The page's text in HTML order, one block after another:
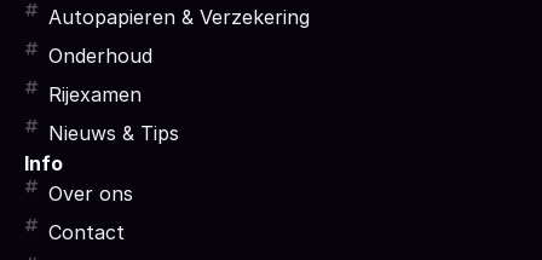
Autopapieren & Verzekering
Onderhoud
Rijexamen
Nieuws & Tips
Info
Over ons
Contact